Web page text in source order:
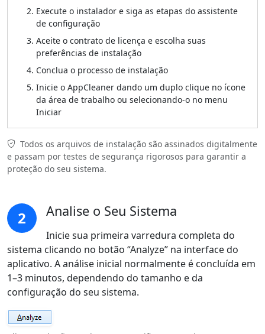
Execute o instalador e siga as etapas do assistente
de configuração
Aceite o contrato de licença e escolha suas
preferências de instalação
Conclua o processo de instalação
Inicie o AppCleaner dando um duplo clique no ícone
da área de trabalho ou selecionando-o no menu
Iniciar
Todos os arquivos de instalação são assinados digitalmente
e passam por testes de segurança rigorosos para garantir a
proteção do seu sistema.
2 Analise o Seu Sistema
Inicie sua primeira varredura completa do
sistema clicando no botão “Analyze” na interface do
aplicativo. A análise inicial normalmente é concluída em
1–3 minutos, dependendo do tamanho e da
configuração do seu sistema.